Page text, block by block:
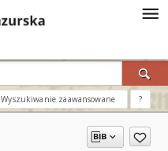
Wyszukiwanie zaawansowane ?